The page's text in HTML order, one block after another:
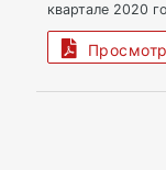
квартале 2020
Просмотр